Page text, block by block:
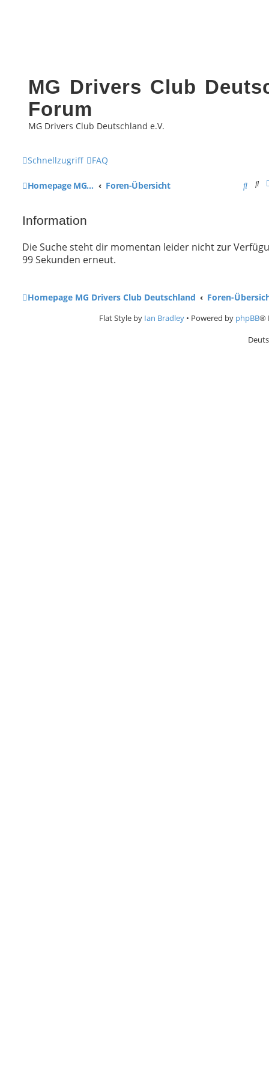
MG Drivers Club
Forum
MG Drivers Club Deutschland e.V.
Schnellzugriff FAQ
Homepage MG Drivers Club Deutschland Foren-Übersicht
S
h
Information
Die Suche steht dir momentan leider nicht zur
99 Sekunden erneut.
Homepage MG Drivers Club Deutschland Foren-
Flat Style by Ian Bradley • Powered by phpBB®